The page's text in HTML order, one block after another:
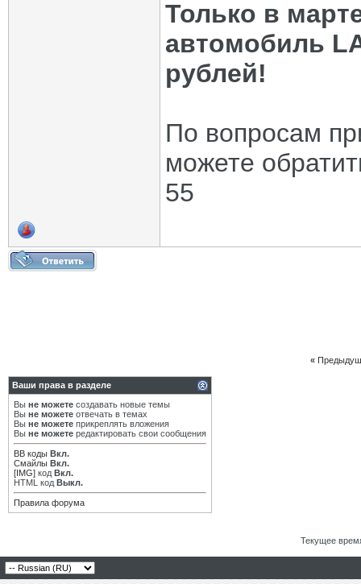
Только в
автомобиль
рублей!
По вопросам
можете
55
«
Ваши права в разделе
Вы не можете создавать новые темы
Вы не можете отвечать в темах
Вы не можете прикреплять вложения
Вы не можете редактировать свои сообщения
BB коды Вкл.
Смайлы Вкл.
[IMG] код Вкл.
HTML код Выкл.
Правила форума
Текущее